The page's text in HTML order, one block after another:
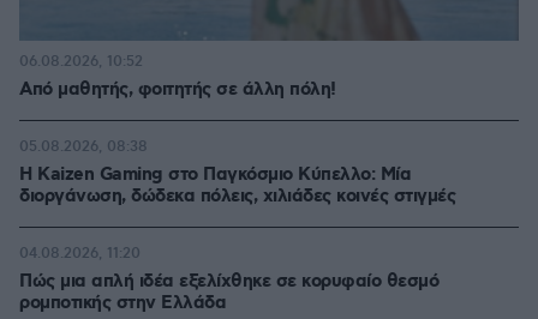
Από μαθητής, φοιτητής σε άλλη πόλη!
06.08.2026, 10:52
H Kaizen Gaming στο Παγκόσμιο Kύπελλο: Μία
διοργάνωση, δώδεκα πόλεις, χιλιάδες κοινές στιγμές
05.08.2026, 08:38
Πώς μια απλή ιδέα εξελίχθηκε σε κορυφαίο θεσμό
ρομποτικής στην Ελλάδα
04.08.2026, 11:20